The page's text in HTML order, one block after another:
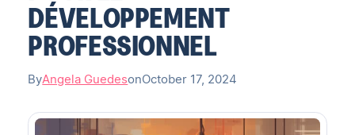
DÉVELOPPEMENT
PROFESSIONNEL
ByAngela GuedesonOctober 17, 2024